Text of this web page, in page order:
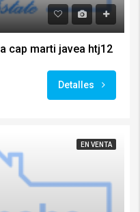
cap marti javea htj12
Detalles
EN VENTA